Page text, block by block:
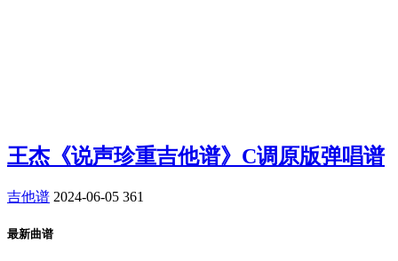
王杰《说声珍重吉他谱》C调原版弹唱谱
吉他谱 2024-06-05 361
最新曲谱